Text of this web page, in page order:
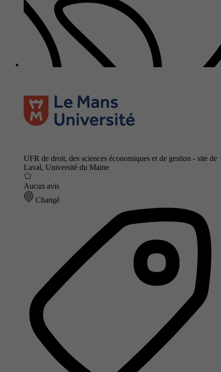
UFR de droit, des sciences économiques et de gestion - site de
Laval, Université du Maine
Aucun avis
Changé